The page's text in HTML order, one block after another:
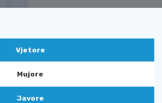
Vjetore
Mujore
Javore